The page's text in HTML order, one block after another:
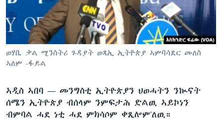
ቋንቋታት
ወሃቢ ቃል ሚንስትሪ ጉዳያት ወጻኢ ኢትዮጵያ ኣምባሳደር መለስ
ኣለም -ፋይል
ኣዲስ ኣበባ — መንግስቲ ኢትዮጵያን ህወሓትን ንኲናት
ሰሜን ኢትዮጵያ ብሰላም ንምፍታሕ ድልዉ ኣይኮነን
ብምባል ሓደ ነቲ ሓደ ምክሳሶም ቀጺሎም'ለዉ።